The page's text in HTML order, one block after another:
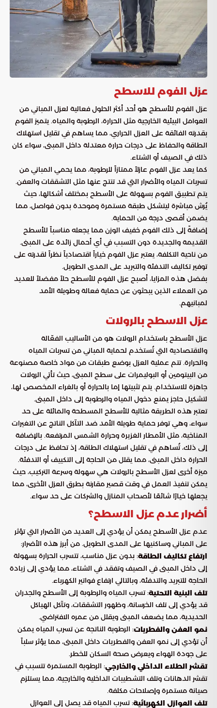
عزل الفوم للاسطح
عزل الفوم للأسطح هو أحد أكثر الحلول فعالية لعزل المباني من
العوامل البيئية الخارجية مثل الحرارة، الرطوبة والمياه. يتميز الفوم
بقدرته الفائقة على العزل الحراري، مما يساهم في تقليل استهلاك
الطاقة والحفاظ على درجات حرارة معتدلة داخل المبنى، سواء كان
ذلك في الصيف أو الشتاء.
كما يعد عزل الفوم عازلاً ممتازاً للرطوبة، مما يحمي المباني من
تسربات المياه والأضرار التي قد تنتج عنها مثل التشققات والعفن.
يتم تطبيق الفوم بسهولة على الأسطح بمختلف أشكالها، حيث
يُرش مباشرة ليتشكل طبقة مستمرة وموحدة بدون فواصل، مما
يضمن أقصى درجة من الحماية.
إضافةً إلى ذلك الفوم خفيف الوزن مما يجعله مناسباً للأسطح
القديمة والجديدة دون التسبب في أي أحمال زائدة على المبنى.
من ناحية التكلفة، يعتبر عزل الفوم خياراً اقتصادياً نظراً لقدرته على
توفير تكاليف التدفئة والتبريد على المدى الطويل.
بفضل هذه المزايا، أصبح عزل الفوم للأسطح حلاً مفضلاً للعديد
من العملاء الذين يبحثون عن حماية فعالة وطويلة الأمد
لمبانيهم.
عزل الاسطح بالرولات
عزل الأسطح باستخدام الرولات هو من الأساليب الفعّالة
والاقتصادية التي تُستخدم لحماية المباني من تسربات المياه
والحرارة. تتم عملية العزل بوضع طبقات من مواد خاصة مصنوعة
من البيتومين أو البوليمرات على سطح المبنى، حيث تأتي الرولات
جاهزة للاستخدام. يتم تثبيتها إما بالحرارة أو بالغراء المخصص لها،
لتشكيل حاجز يمنع دخول المياه والرطوبة إلى داخل المبنى.
تعتبر هذه الطريقة مثالية للأسطح المسطحة والمائلة على حد
سواء، وهي توفر حماية طويلة الأمد ضد التآكل الناتج عن التغيرات
المناخية، مثل الأمطار الغزيرة وحرارة الشمس المرتفعة. بالإضافة
إلى ذلك، تُساهم في تقليل استهلاك الطاقة، إذ تحافظ على درجات
الحرارة داخل المبنى، مما يقلل من الحاجة إلى التكييف أو التدفئة.
ميزة أخرى لعزل الأسطح بالرولات هي سهولة وسرعة التركيب، حيث
يمكن تنفيذ العمل في وقت قصير مقارنة بطرق العزل الأخرى، مما
يجعلها خيارًا شائعًا لأصحاب المنازل والشركات على حد سواء.
أضرار عدم عزل الاسطح؟
عدم عزل الأسطح يمكن أن يؤدي إلى العديد من الأضرار التي تؤثر
على المباني وساكنيها على المدى الطويل. من أبرز هذه الأضرار:
ارتفاع تكاليف الطاقة: بدون عزل مناسب، تتسرب الحرارة بسهولة
إلى داخل المبنى في الصيف وتفقد في الشتاء، مما يؤدي إلى زيادة
الحاجة للتبريد والتدفئة، وبالتالي ارتفاع فواتير الكهرباء.
تلف البنية التحتية: تسرب المياه والرطوبة إلى الأسطح والجدران
قد يؤدي إلى تلف الخرسانة، وظهور التشققات، وتآكل الهياكل
الحديدية، مما يضعف المبنى ويقلل من عمره الافتراضي.
نمو العفن والفطريات: الرطوبة الناتجة عن تسرب المياه يمكن
أن تؤدي إلى نمو العفن والفطريات داخل المبنى، مما يؤثر سلباً
على جودة الهواء ويعرض صحة السكان للخطر.
تقشر الطلاء الداخلي والخارجي: الرطوبة المستمرة تتسبب في
تقشر الدهانات وتلف التشطيبات الداخلية والخارجية، مما يستلزم
صيانة مستمرة وإصلاحات مكلفة.
تلف العوازل الكهربائية: تسرب المياه قد يصل إلى العوازل